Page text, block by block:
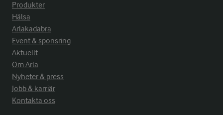
Produkter
Hälsa
Arlakadabra
Event & sponsring
Aktuellt
Om Arla
Nyheter & press
Jobb & karriär
Kontakta oss